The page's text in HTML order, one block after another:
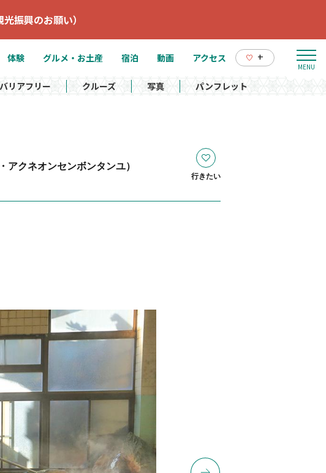
振興のお願い）
体験 グルメ・お土産 宿泊 動画 アクセス +
バリアフリー クルーズ 写真 パンフレット
アクネオンセンボンタンユ）
行きたい